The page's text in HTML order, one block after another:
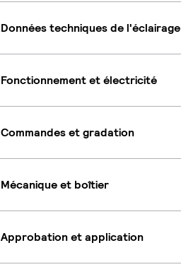
Données techniques de l'éclairage
Fonctionnement et électricité
Commandes et gradation
Mécanique et boîtier
Approbation et application